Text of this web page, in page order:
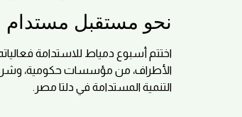
نحو مستقبل مستدام
اختتم أسبوع دمياط للاستدامة
الأطراف، من مؤسسات حكومية،
التنمية المستدامة في دلتا مصر.